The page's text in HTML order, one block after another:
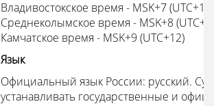
Владивостокское время - MSK+7 (UTC+10)
Среднеколымское время - MSK+8
Камчатское время - MSK+9 (UTC+12)
Язык
Официальный язык России: русский.
устанавливать государственные и